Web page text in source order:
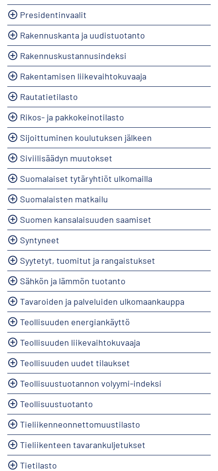
Presidentinvaalit
Rakennuskanta ja uudistuotanto
Rakennuskustannusindeksi
Rakentamisen liikevaihtokuvaaja
Rautatietilasto
Rikos- ja pakkokeinotilasto
Sijoittuminen koulutuksen jälkeen
Siviilisäädyn muutokset
Suomalaiset tytäryhtiöt ulkomailla
Suomalaisten matkailu
Suomen kansalaisuuden saamiset
Syntyneet
Syytetyt, tuomitut ja rangaistukset
Sähkön ja lämmön tuotanto
Tavaroiden ja palveluiden ulkomaankauppa
Teollisuuden energiankäyttö
Teollisuuden liikevaihtokuvaaja
Teollisuuden uudet tilaukset
Teollisuustuotannon volyymi-indeksi
Teollisuustuotanto
Tieliikenneonnettomuustilasto
Tieliikenteen tavarankuljetukset
Tietilasto